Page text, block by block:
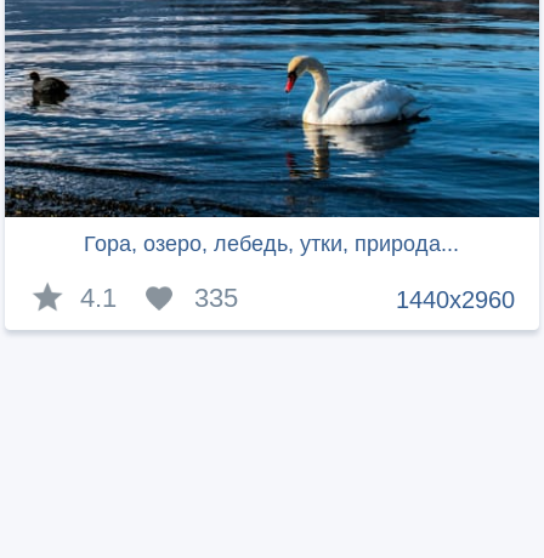
Гора, озеро, лебедь, утки, природа...
1440x2960
4.1 335